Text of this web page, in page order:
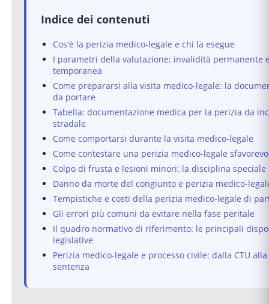
Indice dei contenuti
Cos'è la perizia medico-legale e chi la esegue
I parametri della valutazione: invalidità permanente
temporanea
Come prepararsi alla visita medico-legale: la
da portare
Tabella: documentazione medica per la perizia da
stradale
Come comportarsi durante la visita medico-legale
Come contestare una perizia medico-legale
Colpo di frusta e lesioni minori: la disciplina speciale
Danno da morte del congiunto e perizia medico-
Tempistiche e costi della perizia medico-legale di
Gli errori più comuni da evitare nella fase peritale
Il quadro normativo di riferimento: le principali
legislative
Perizia medico-legale e processo civile: dalla CTU alla
sentenza